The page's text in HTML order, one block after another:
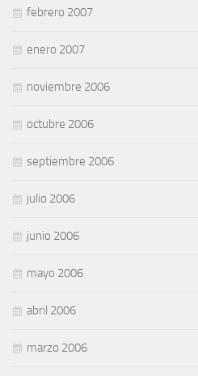
febrero 2007
enero 2007
noviembre 2006
octubre 2006
septiembre 2006
julio 2006
junio 2006
mayo 2006
abril 2006
marzo 2006